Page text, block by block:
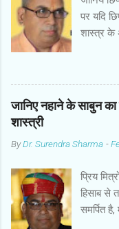
पर यदि
शास्त्र के
पाई
नस्ल को
अनुसार
के दाहिनी
की ओर
रंग की
कम हानि
जानिए नहाने के साबुन
शास्त्री
ByDr. Surendra Sharma -
प्रिय
हिसाब से
समर्पित